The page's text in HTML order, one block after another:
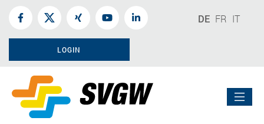
DE FR IT
LOGIN